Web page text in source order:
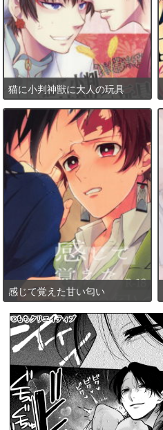
猫に小判神獣に大人の玩具
感じて覚えた甘い匂い